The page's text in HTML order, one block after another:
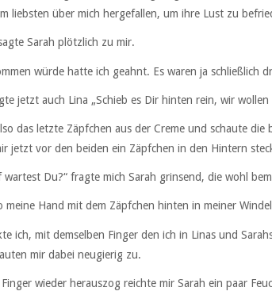
liebsten über mich hergefallen, um ihre Lust zu
Sarah plötzlich zu mir.
würde hatte ich geahnt. Es waren ja schließlich
jetzt auch Lina „Schieb es Dir hinten rein, wir
das letzte Zäpfchen aus der Creme und schaute
jetzt vor den beiden ein Zäpfchen in den Hintern
wartest Du?“ fragte mich Sarah grinsend, die wohl
meine Hand mit dem Zäpfchen hinten in meiner
ich, mit demselben Finger den ich in Linas und
mir dabei neugierig zu.
wieder herauszog reichte mir Sarah ein paar